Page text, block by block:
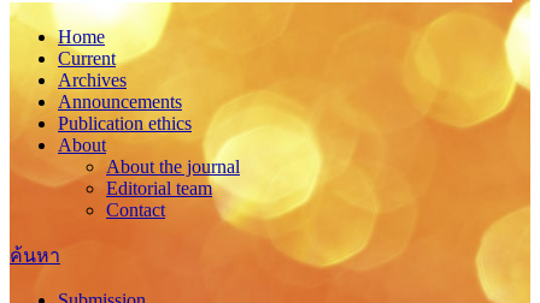
Home
Current
Archives
Announcements
Publication ethics
About
About the journal
Editorial team
Contact
ค้นหา